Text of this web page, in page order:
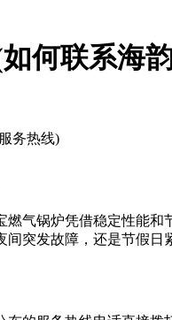
何联系海
务热线)
气锅炉凭借稳定性能
突发故障，还是节假日